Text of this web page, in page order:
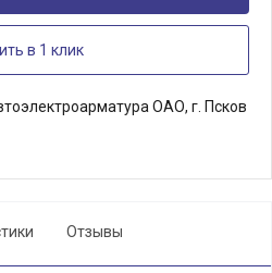
в 1 клик
ОАО, г. Псков
Отзывы